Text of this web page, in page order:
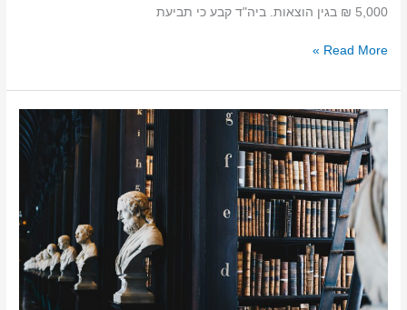
5,000 ₪ בגין הוצאות. ביה"ד קבע כי תביעת
Read More »
עדכון
חשוב
למעסיקים:
הרחבת
תחולת
החוק
למניעת
הטרדה
מינית
–